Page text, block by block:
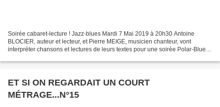
Soirée cabaret-lecture ! Jazz-blues Mardi 7 Mai 2019 à 20h30 Antoine
BLOCIER, auteur et lecteur, et Pierre MEIGE, musicien chanteur, vont
interpréter chansons et lectures de leurs textes pour une soirée Polar-Blues
ET SI ON REGARDAIT UN COURT
MÉTRAGE...N°15